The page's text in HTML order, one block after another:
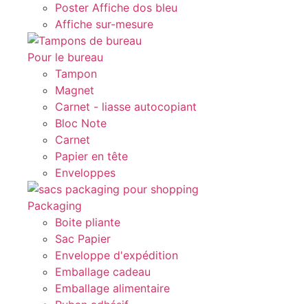
Poster Affiche dos bleu
Affiche sur-mesure
Pour le bureau
Tampon
Magnet
Carnet - liasse autocopiant
Bloc Note
Carnet
Papier en tête
Enveloppes
Packaging
Boite pliante
Sac Papier
Enveloppe d'expédition
Emballage cadeau
Emballage alimentaire